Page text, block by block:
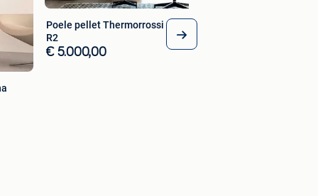
Poele pellet Thermorrossi Bellavista
R2
€ 5.000,00